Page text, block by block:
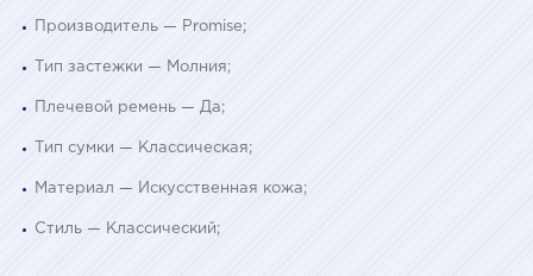
Производитель — Promise;
Тип застежки — Молния;
Плечевой ремень — Да;
Тип сумки — Классическая;
Материал — Искусственная кожа;
Стиль — Классический;